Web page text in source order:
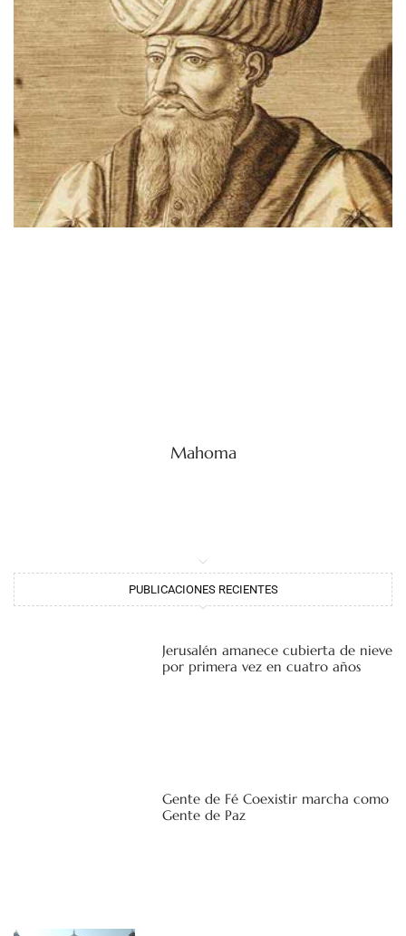
Mahoma
PUBLICACIONES RECIENTES
Jerusalén amanece cubierta de nieve
por primera vez en cuatro años
Gente de Fé Coexistir marcha como
Gente de Paz